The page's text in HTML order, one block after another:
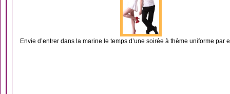
Envie d’entrer dans la marine le temps d’une soirée à thème uniforme par